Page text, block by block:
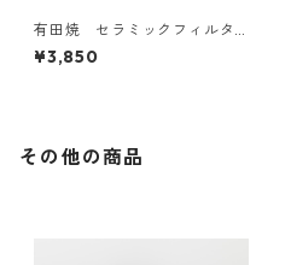
有田焼 セラミックフィルタ
ー＆ドリッパーセット（新
型）Japan domestic
¥3,850
その他の商品